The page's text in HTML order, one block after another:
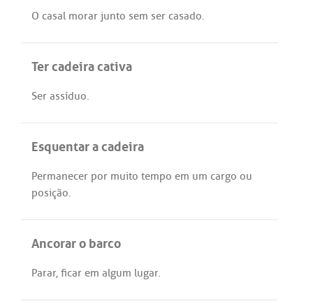
O casal morar junto sem ser casado.
Ter cadeira cativa
Ser assíduo.
Esquentar a cadeira
Permanecer por muito tempo em um cargo ou
posição.
Ancorar o barco
Parar, ficar em algum lugar.